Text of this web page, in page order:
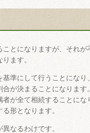
とになりますが、それ
ます。
準にして行うことにな
合が決まることになります
が全て相続することに
形となります。
なるわけです。